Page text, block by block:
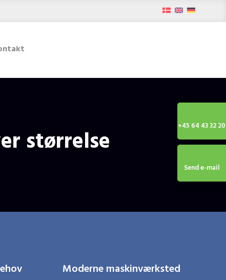
​+45 64 43 32 20
Send e-mail
​
størrelse
Moderne maskinværksted